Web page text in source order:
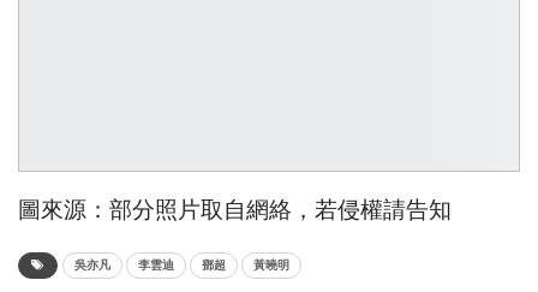
圖來源：部分照片取自網絡，若侵權請告知
吳亦凡 李雲迪 鄧超 黃曉明